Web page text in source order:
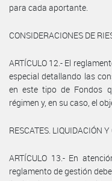
para cada aportante.
CONSIDERACIONES DE
ARTÍCULO 12.- El
especial detallando las
en este tipo de Fondos
régimen y, en su caso, el
RESCATES. LIQUIDACIÓN
ARTÍCULO 13.- En
reglamento de gestión